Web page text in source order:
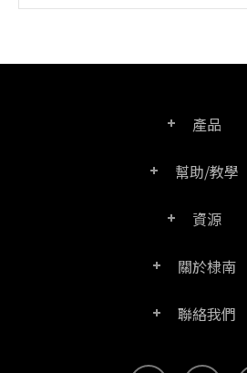
產品
PDF文電通專業版
幫助/教學
常見問題
資源
產品/授權比較表
關於棣南
公司介紹
聯絡我們